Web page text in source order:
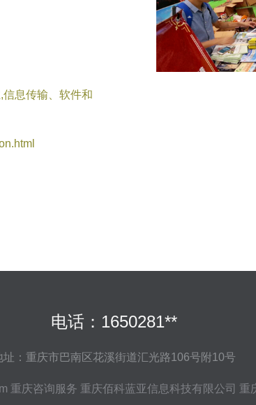
息传输、软件和
电话：1650281**
址：重庆市巴南区花溪街道汇光路106号附10号
重庆咨询服务 重庆佰科蓝亚信息科技有限公司 重